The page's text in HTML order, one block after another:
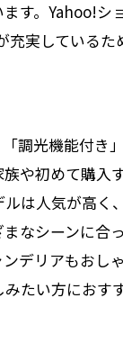
す。Yahoo!シ
充実しているた
調光機能付き
や初めて購入
は人気が高く
なシーンに合
デリアもおし
たい方におす